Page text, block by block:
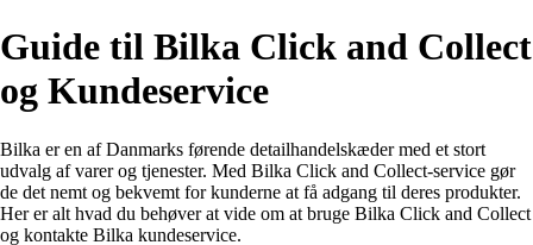
Guide til Bilka Click and Collect
og Kundeservice
Bilka er en af Danmarks førende detailhandelskæder med et stort
udvalg af varer og tjenester. Med Bilka Click and Collect-service gør
de det nemt og bekvemt for kunderne at få adgang til deres produkter.
Her er alt hvad du behøver at vide om at bruge Bilka Click and Collect
og kontakte Bilka kundeservice.